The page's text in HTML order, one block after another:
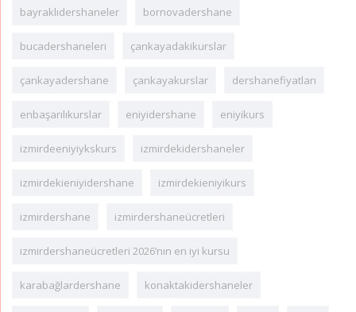
bayraklıdershaneler bornovadershane
bucadershaneleri çankayadakikurslar
çankayadershane çankayakurslar dershanefiyatları
enbaşarılıkurslar eniyidershane eniyikurs
izmirdeeniyiykskurs izmirdekidershaneler
izmirdekieniyidershane izmirdekieniyikurs
izmirdershane izmirdershaneücretleri
izmirdershaneücretleri 2026’nın en iyi kursu
karabağlardershane konaktakidershaneler